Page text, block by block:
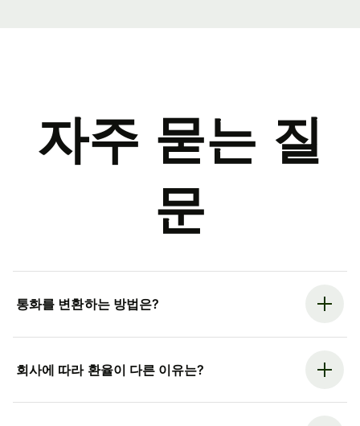
자주 묻는 질
문
통화를 변환하는 방법은?
회사에 따라 환율이 다른 이유는?